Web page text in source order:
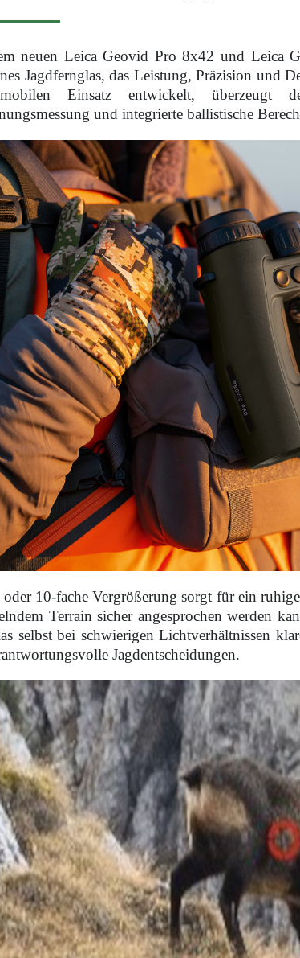
neuen Leica Geovid Pro 8x42 und Leica
Jagdfernglas, das Leistung, Präzision und
Einsatz entwickelt, überzeugt
und integrierte ballistische
10-fache Vergrößerung sorgt für ein
Terrain sicher angesprochen werden
selbst bei schwierigen Lichtverhältnissen
Jagdentscheidungen.